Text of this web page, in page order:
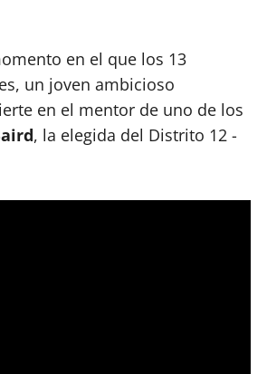
en el que los 13
un joven ambicioso
en el mentor de uno de los
, la elegida del Distrito 12 -